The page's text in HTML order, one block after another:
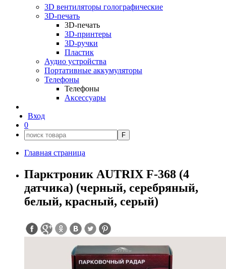
3D вентиляторы голографические
3D-печать
3D-печать
3D-принтеры
3D-ручки
Пластик
Аудио устройства
Портативные аккумуляторы
Телефоны
Телефоны
Аксессуары
Вход
0
F
Главная страница
Парктроник AUTRIX F-368 (4
датчика) (черный, серебряный,
белый, красный, серый)